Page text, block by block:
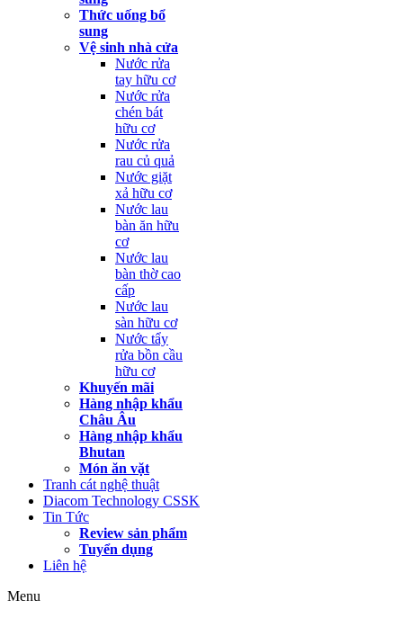
Thức uống bổ
sung
Vệ sinh nhà cửa
Nước rửa
tay hữu cơ
Nước rửa
chén bát
hữu cơ
Nước rửa
rau củ quả
Nước giặt
xả hữu cơ
Nước lau
bàn ăn hữu
cơ
Nước lau
bàn thờ cao
cấp
Nước lau
sàn hữu cơ
Nước tẩy
rửa bồn cầu
hữu cơ
Khuyến mãi
Hàng nhập khẩu
Châu Âu
Hàng nhập khẩu
Bhutan
Món ăn vặt
Tranh cát nghệ thuật
Diacom Technology CSSK
Tin Tức
Review sản phẩm
Tuyển dụng
Liên hệ
Menu